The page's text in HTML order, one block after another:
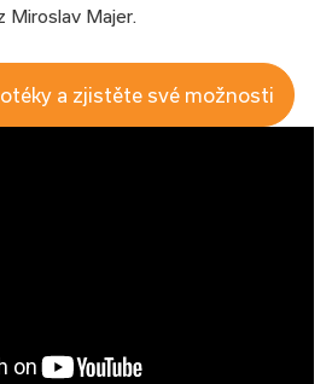
Miroslav Majer.
a zjistěte své možnosti